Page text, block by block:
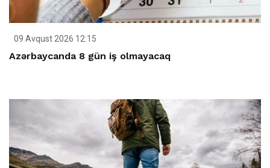
09 Avqust 2026 12:15
Azərbaycanda 8 gün iş olmayacaq